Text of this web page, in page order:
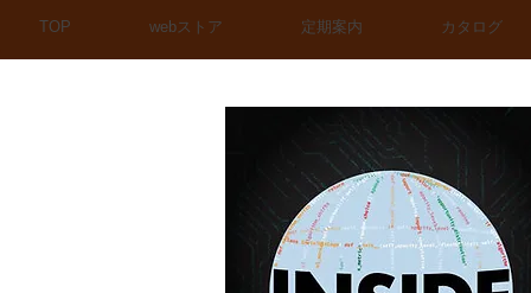
TOP webストア 定期案内 カタログ